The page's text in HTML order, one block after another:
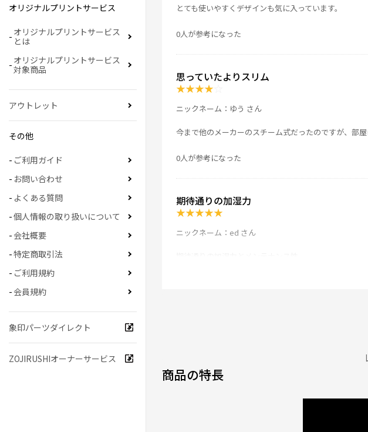
とても使いやすくデザインも気に入っています。
0人が参考になった
思っていたよりスリム
★★★★
ニックネーム：ゆう さん
今まで他のメーカーのスチーム式だったのですが、部
0人が参考になった
期待通りの加湿力
★★★★★
ニックネーム：ed さん
我が家は24時間ほぼつけっぱなしなので8,000～10,000
電気代を代償に快適な環境とメンテナンスの省力化を
商品の特長
オリジナルプリントサービス
オリジナルプリントサービス
とは
オリジナルプリントサービス
対象商品
アウトレット
その他
ご利用ガイド
お問い合わせ
よくある質問
個人情報の取り扱いについて
会社概要
特定商取引法
ご利用規約
会員規約
象印パーツダイレクト
ZOJIRUSHIオーナーサービス